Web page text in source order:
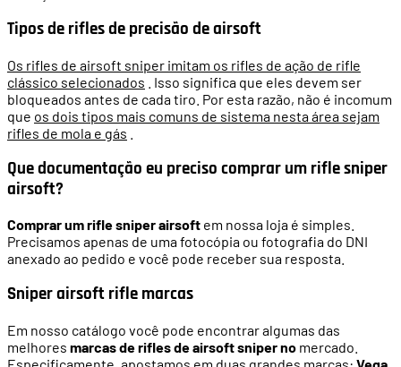
Tipos de rifles de precisão de airsoft
Os rifles de airsoft sniper imitam os rifles de ação de rifle
clássico selecionados . Isso significa que eles devem ser
bloqueados antes de cada tiro. Por esta razão, não é incomum
que os dois tipos mais comuns de sistema nesta área sejam
rifles de mola e gás
Que documentação eu preciso comprar um rifle sniper
airsoft?
Comprar um rifle sniper airsoft em nossa loja é simples.
Precisamos apenas de uma fotocópia ou fotografia do DNI
anexado ao pedido e você pode receber sua resposta.
Sniper airsoft rifle marcas
Em nosso catálogo você pode encontrar algumas das
melhores marcas de rifles de airsoft sniper no mercado.
Especificamente, apostamos em duas grandes marcas: Vega